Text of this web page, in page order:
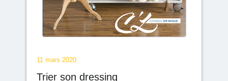
11 mars 2020
Trier son dressing